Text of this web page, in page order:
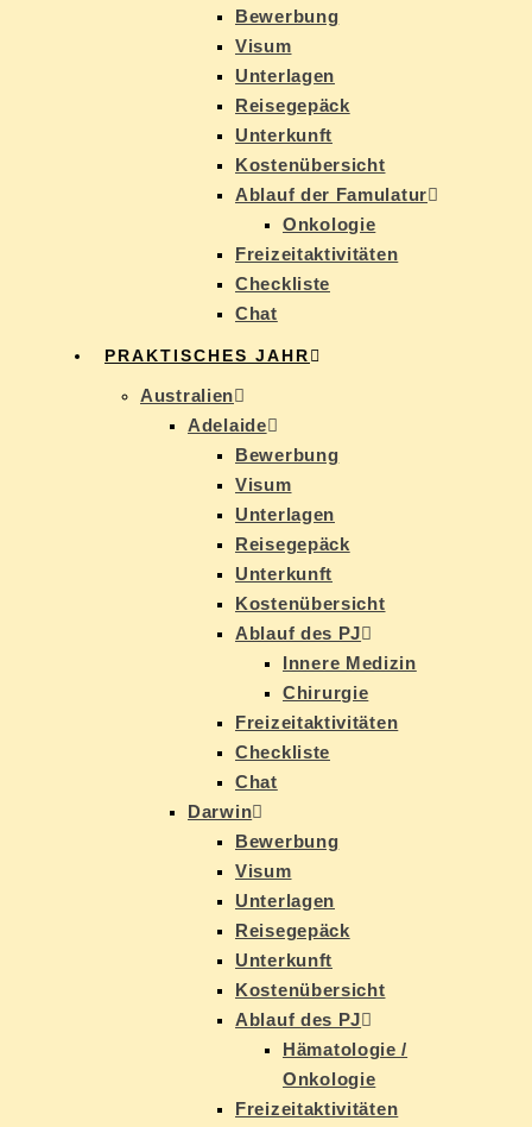
Be­wer­bung
Vi­sum
Un­ter­la­gen
Rei­se­ge­päck
Un­ter­kunft
Kos­ten­über­sicht
Ab­lauf der Famulatur
On­ko­lo­gie
Frei­zeit­ak­ti­vi­tä­ten
Check­lis­te
Chat
PRAK­TI­SCHES JAHR
Aus­tra­li­en
Ade­lai­de
Be­wer­bung
Vi­sum
Un­ter­la­gen
Rei­se­ge­päck
Un­ter­kunft
Kos­ten­über­sicht
Ab­lauf des PJ
In­ne­re Medizin
Chir­ur­gie
Frei­zeit­ak­ti­vi­tä­ten
Check­lis­te
Chat
Dar­win
Be­wer­bung
Vi­sum
Un­ter­la­gen
Rei­se­ge­päck
Un­ter­kunft
Kos­ten­über­sicht
Ab­lauf des PJ
Hä­ma­to­lo­gie /
Onkologie
Frei­zeit­ak­ti­vi­tä­ten